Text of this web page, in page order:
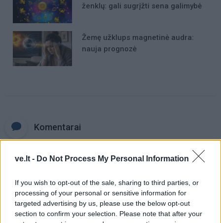
ve.lt - Do Not Process My Personal Information
If you wish to opt-out of the sale, sharing to third parties, or
processing of your personal or sensitive information for
targeted advertising by us, please use the below opt-out
section to confirm your selection. Please note that after your
ženklų: gali sugrįžti sena galimybė
Žemę užklups magnetinė audra:
nauja prognozė
Komentarai
Rašyti komentarą
Jūsų vardas